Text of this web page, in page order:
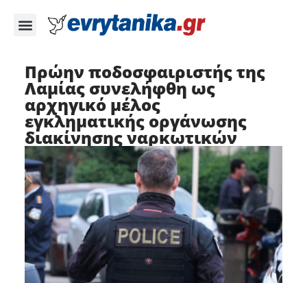
Πρώην ποδοσφαιριστής της
Λαμίας συνελήφθη ως
αρχηγικό μέλος
εγκληματικής οργάνωσης
διακίνησης ναρκωτικών